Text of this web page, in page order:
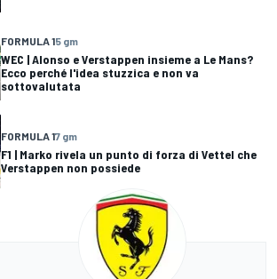
FORMULA 15 gm
WEC | Alonso e Verstappen insieme a Le Mans?
Ecco perché l'idea stuzzica e non va
sottovalutata
FORMULA 17 gm
F1 | Marko rivela un punto di forza di Vettel che
Verstappen non possiede